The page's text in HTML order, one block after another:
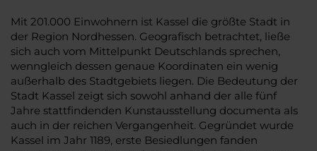
Mit 201.000 Einwohnern ist Kassel die größte Stadt in
der Region Nordhessen. Geografisch betrachtet, ließe
sich auch vom Mittelpunkt Deutschlands sprechen,
wenngleich dessen genaue Koordinaten ein wenig
außerhalb des Stadtgebiets liegen. Die Bedeutung der
Stadt Kassel zeigt sich sowohl anhand der alle fünf
Jahre stattfindenden Kunstausstellung documenta als
auch in der reichen Vergangenheit. Gegründet wurde
Kassel im Jahr 1189, erste Besiedlungen fanden